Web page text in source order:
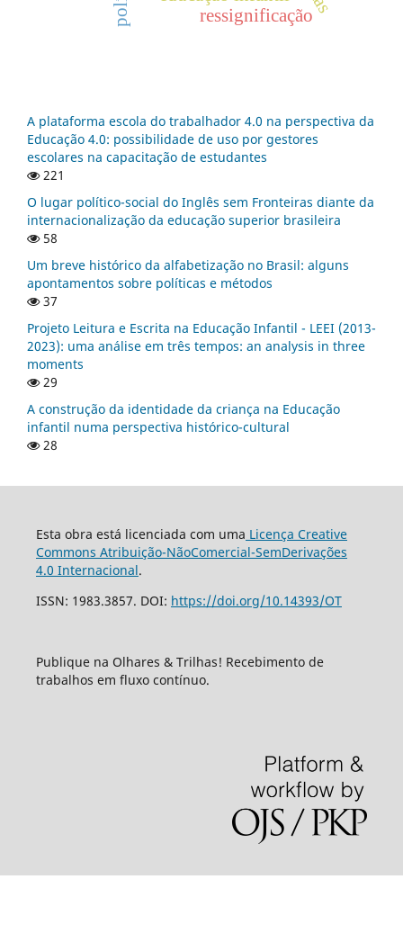
ressignificação
A plataforma escola do trabalhador 4.0 na perspectiva da
Educação 4.0: possibilidade de uso por gestores
escolares na capacitação de estudantes
221
O lugar político-social do Inglês sem Fronteiras diante da
internacionalização da educação superior brasileira
58
Um breve histórico da alfabetização no Brasil: alguns
apontamentos sobre políticas e métodos
37
Projeto Leitura e Escrita na Educação Infantil - LEEI (2013-
2023): uma análise em três tempos: an analysis in three
moments
29
A construção da identidade da criança na Educação
infantil numa perspectiva histórico-cultural
28
Esta obra está licenciada com uma Licença Creative
Commons Atribuição-NãoComercial-SemDerivações
4.0 Internacional.
ISSN: 1983.3857. DOI: https://doi.org/10.14393/OT
Publique na Olhares & Trilhas! Recebimento de
trabalhos em fluxo contínuo.